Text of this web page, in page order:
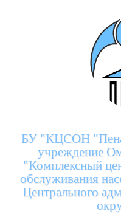
БУ "КЦСОН
учреждение
"Комплексный
обслуживания
Центрального